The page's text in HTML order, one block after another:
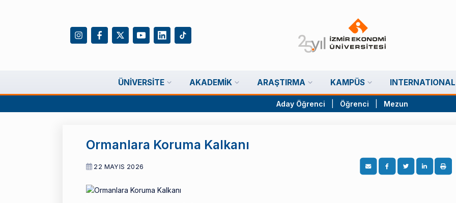
ÜNIVERSITE AKADEMIK ARAŞTIRMA KAMPÜS INTERNATIONAL
Aday Öğrenci Öğrenci Mezun
Ormanlara Koruma Kalkanı
22 MAYIS 2026